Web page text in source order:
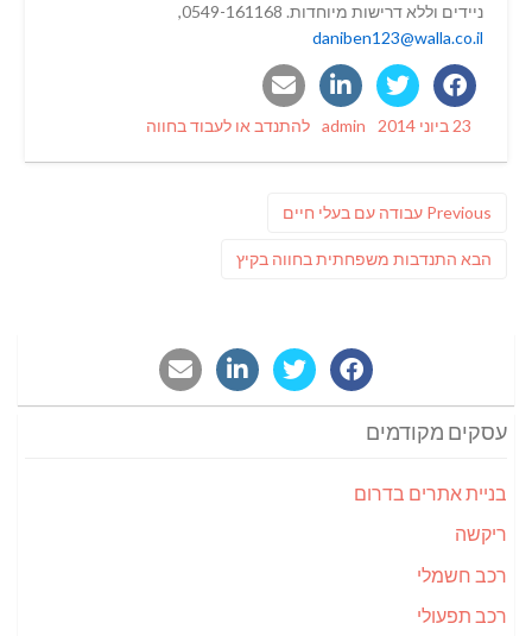
ניידים וללא דרישות מיוחדות. 0549-161168,
daniben123@walla.co.il
Posted
23 ביוני 2014 Author
admin
Categories
להתנדב או לעבוד בחווה
Previous
Previous
עבודה עם בעלי חיים
הבא פוסט
התנדבות משפחתית בחווה בקיץ
עסקים מקודמים
בניית אתרים בדרום
ריקשה
רכב חשמלי
רכב תפעולי